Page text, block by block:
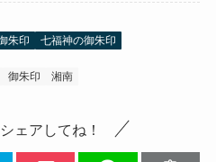
朱印
七福神の御朱印
御朱印 湘南
ェアしてね！